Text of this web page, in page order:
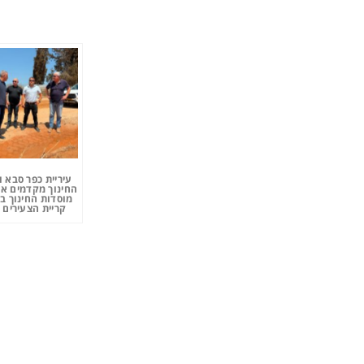
עיריית כפר
החינוך מקדמים
מוסדות החינוך
קריית